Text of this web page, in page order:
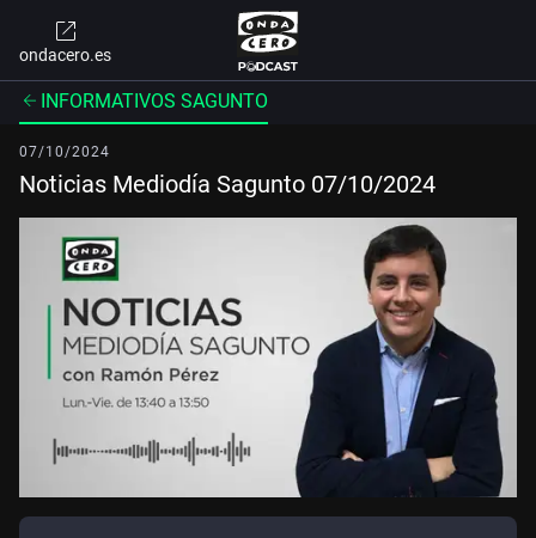
ondacero.es
INFORMATIVOS SAGUNTO
07/10/2024
Noticias Mediodía Sagunto 07/10/2024